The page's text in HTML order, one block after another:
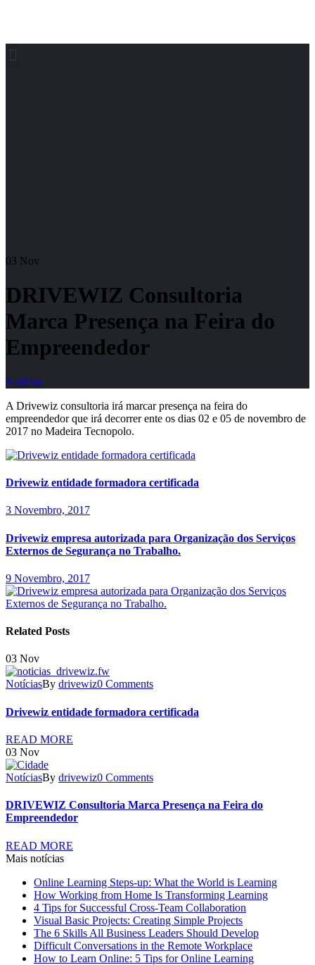
03 Nov
DRIVEWIZ Consultoria
Marca Presença na Feira do
Empreendedor
Notícias
A Drivewiz consultoria irá marcar presença na feira do
empreendedor que irá decorrer ente os dias 02 e 05 de novembro de
2017 no Madeira Tecnopolo.
Drivewiz entidade formadora certificada
3 Novembro, 2017
Drivewiz empresa autorizada para Organização dos Serviços
Externos de Segurança no Trabalho.
9 Novembro, 2017
Related Posts
03 Nov
NotíciasBy drivewiz0 Comments
Drivewiz entidade formadora certificada
READ MORE
03 Nov
NotíciasBy drivewiz0 Comments
DRIVEWIZ Consultoria Marca Presença na Feira do
Empreendedor
READ MORE
Mais notícias
Online Learning Steps-up: What the World is Learning
How Working from Home Is Transforming Learning
4 Tips for Successful Cross-Team Collaboration
Visual Basic Projects: Creating Simple Projects
The 6 Skills All Business Leaders Should Develop
Difficult Conversations in the Remote Workplace
How to Learn Online: 5 Tips for Online Learning